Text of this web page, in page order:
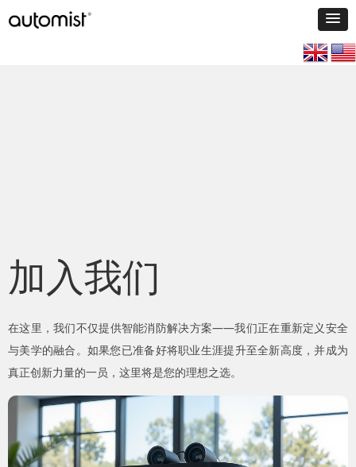
加入我们
在这里，我们不仅提供智能消防解决方案——我们正在重新定义安全
与美学的融合。如果您已准备好将职业生涯提升至全新高度，并成为
真正创新力量的一员，这里将是您的理想之选。